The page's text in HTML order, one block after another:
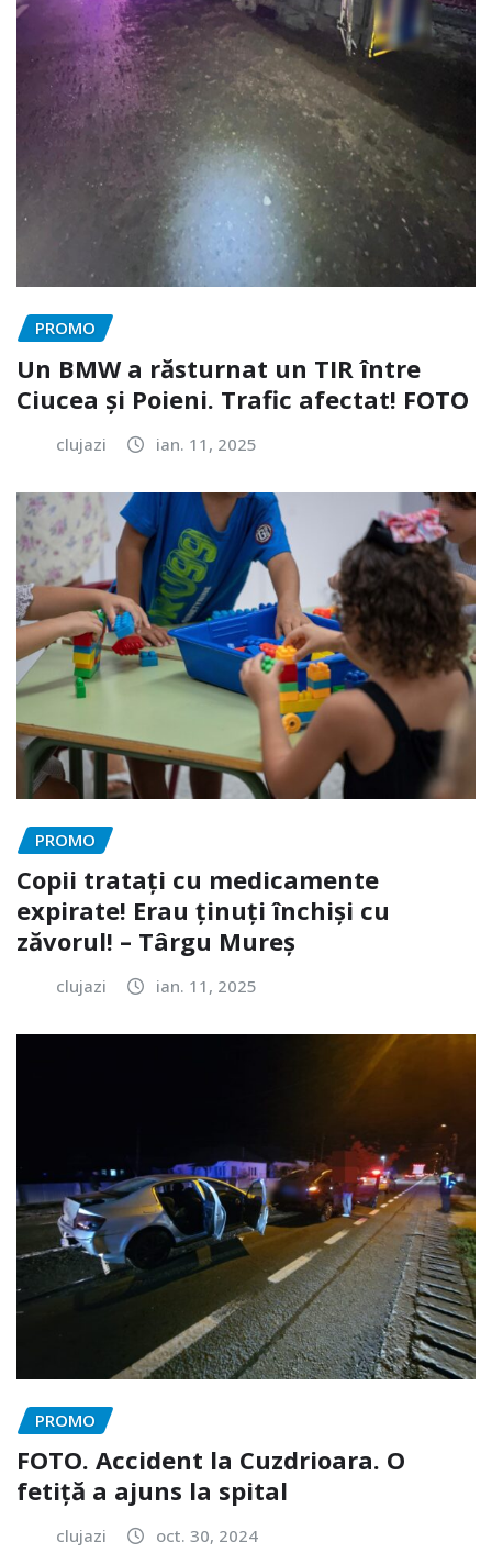
PROMO
Un BMW a răsturnat un TIR între
Ciucea și Poieni. Trafic afectat! FOTO
clujazi ian. 11, 2025
PROMO
Copii tratați cu medicamente
expirate! Erau ținuți închiși cu
zăvorul! – Târgu Mureș
clujazi ian. 11, 2025
PROMO
FOTO. Accident la Cuzdrioara. O
fetiță a ajuns la spital
clujazi oct. 30, 2024